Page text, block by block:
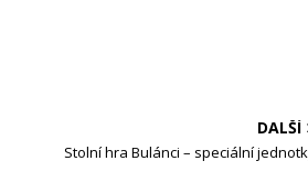
DALŠÍ
Stolní hra Bulánci – speciální